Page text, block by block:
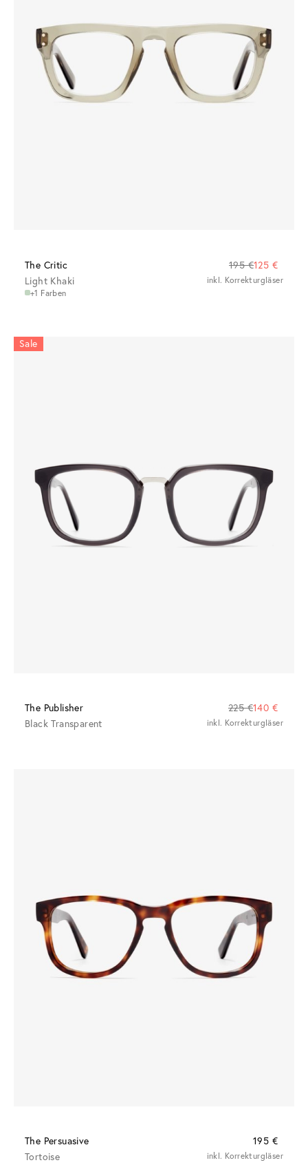
The Critic 195 €125 €
Light Khaki
+1 Farben
inkl. Korrekturgläser
Sale
The Publisher 225 €140 €
Black Transparent
inkl. Korrekturgläser
The Persuasive
195 €
Tortoise
inkl. Korrekturgläser